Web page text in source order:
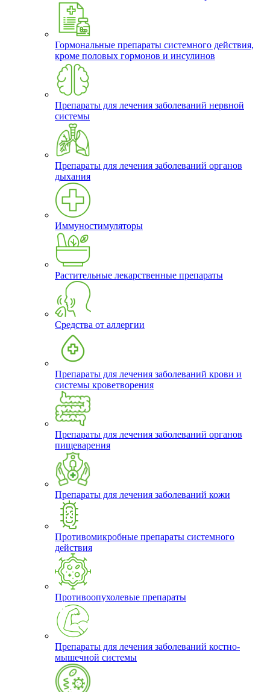
Гормональные препараты системного действия,
кроме половых гормонов и инсулинов
Препараты для лечения заболеваний нервной
системы
Препараты для лечения заболеваний органов
дыхания
Иммуностимуляторы
Растительные лекарственные препараты
Средства от аллергии
Препараты для лечения заболеваний крови и
системы кроветворения
Препараты для лечения заболеваний органов
пищеварения
Препараты для лечения заболеваний кожи
Противомикробные препараты системного
действия
Противоопухолевые препараты
Препараты для лечения заболеваний костно-
мышечной системы